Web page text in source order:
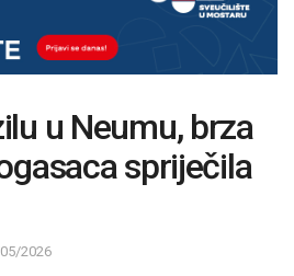
u Neumu, brza
spriječila
2026